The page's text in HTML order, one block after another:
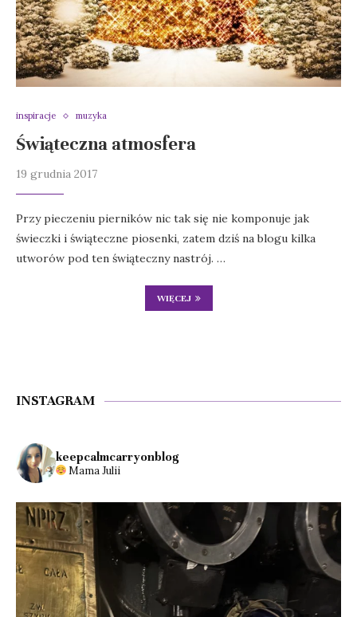
inspiracje muzyka
Świąteczna atmosfera
19 grudnia 2017
Przy pieczeniu pierników nic tak się nie komponuje jak
świeczki i świąteczne piosenki, zatem dziś na blogu kilka
utworów pod ten świąteczny nastrój. …
WIĘCEJ
INSTAGRAM
keepcalmcarryonblog
Mama Julii